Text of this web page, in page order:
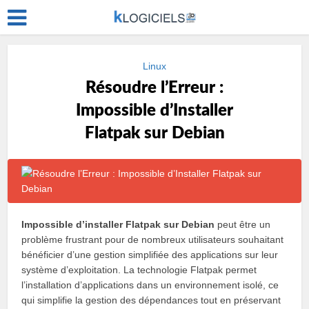
Linux
Résoudre l’Erreur :
Impossible d’Installer
Flatpak sur Debian
Impossible d’installer Flatpak sur Debian peut être un
problème frustrant pour de nombreux utilisateurs souhaitant
bénéficier d’une gestion simplifiée des applications sur leur
système d’exploitation. La technologie Flatpak permet
l’installation d’applications dans un environnement isolé, ce
qui simplifie la gestion des dépendances tout en préservant